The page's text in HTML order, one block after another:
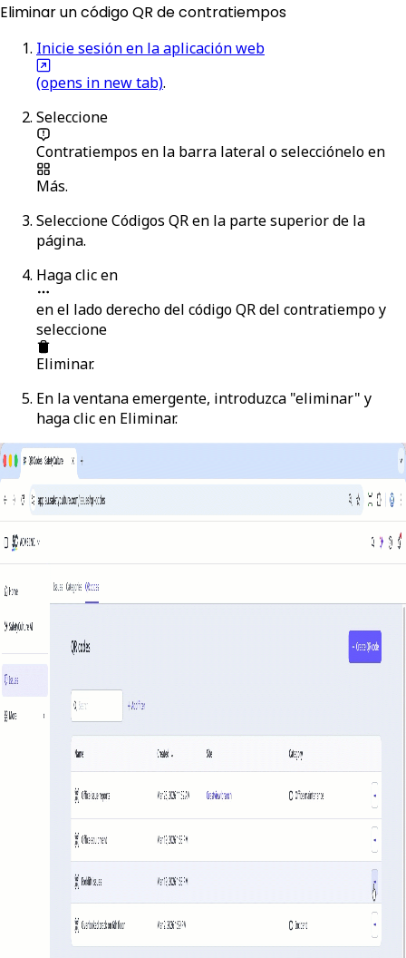
Eliminar un código QR de contratiempos
Inicie sesión en la aplicación web
(opens in new tab).
Seleccione
Contratiempos en la barra lateral o selecciónelo en
Más.
SeleccioneCódigos QRen la parte superior de la
página.
Haga clic en
en el lado derecho del código QR del contratiempo y
seleccione
Eliminar.
En la ventana emergente, introduzca "eliminar" y
haga clic en Eliminar.